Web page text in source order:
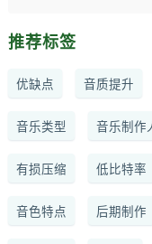
推荐标签
优缺点 音质提升
音乐类型 音乐制作
有损压缩 低比特率
音色特点 后期制作